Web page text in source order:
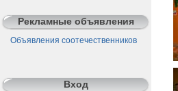
Рекламные объявления
Объявления соотечественников
Вход